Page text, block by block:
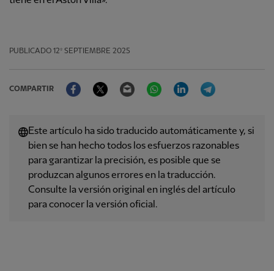
PUBLICADO 12º SEPTIEMBRE 2025
COMPARTIR
FacebookTwitter Email WhatsAppLinkedIn
Este artículo ha sido traducido automáticamente y, si
bien se han hecho todos los esfuerzos razonables
para garantizar la precisión, es posible que se
produzcan algunos errores en la traducción.
Consulte la versión original en inglés del artículo
para conocer la versión oficial.